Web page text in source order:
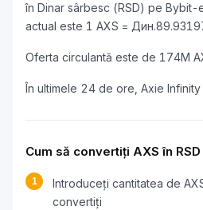
în Dinar sârbesc (RSD) pe Bybit-
actual este 1 AXS =
Oferta circulantă este de 174M
În ultimele 24 de ore, Axie
Cum să convertiți AXS în RSD
1
Introduceți cantitatea de
convertiți